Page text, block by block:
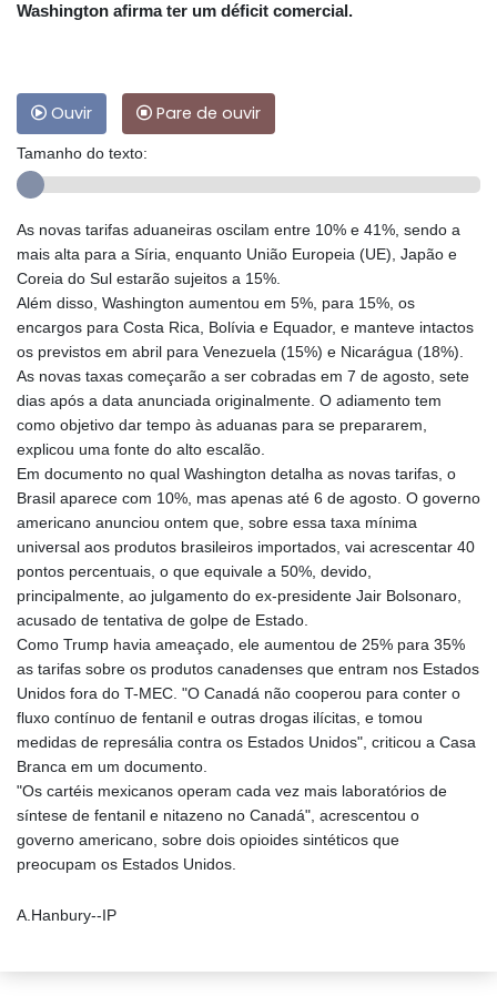
Washington afirma ter um déficit comercial.
Ouvir Pare de ouvir
Tamanho do texto:
As novas tarifas aduaneiras oscilam entre 10% e 41%, sendo a
mais alta para a Síria, enquanto União Europeia (UE), Japão e
Coreia do Sul estarão sujeitos a 15%.
Além disso, Washington aumentou em 5%, para 15%, os
encargos para Costa Rica, Bolívia e Equador, e manteve intactos
os previstos em abril para Venezuela (15%) e Nicarágua (18%).
As novas taxas começarão a ser cobradas em 7 de agosto, sete
dias após a data anunciada originalmente. O adiamento tem
como objetivo dar tempo às aduanas para se prepararem,
explicou uma fonte do alto escalão.
Em documento no qual Washington detalha as novas tarifas, o
Brasil aparece com 10%, mas apenas até 6 de agosto. O governo
americano anunciou ontem que, sobre essa taxa mínima
universal aos produtos brasileiros importados, vai acrescentar 40
pontos percentuais, o que equivale a 50%, devido,
principalmente, ao julgamento do ex-presidente Jair Bolsonaro,
acusado de tentativa de golpe de Estado.
Como Trump havia ameaçado, ele aumentou de 25% para 35%
as tarifas sobre os produtos canadenses que entram nos Estados
Unidos fora do T-MEC. "O Canadá não cooperou para conter o
fluxo contínuo de fentanil e outras drogas ilícitas, e tomou
medidas de represália contra os Estados Unidos", criticou a Casa
Branca em um documento.
"Os cartéis mexicanos operam cada vez mais laboratórios de
síntese de fentanil e nitazeno no Canadá", acrescentou o
governo americano, sobre dois opioides sintéticos que
preocupam os Estados Unidos.
A.Hanbury--IP